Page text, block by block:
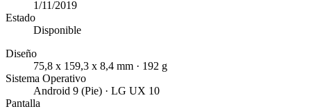
1/11/2019
Estado
Disponible
Diseño
75,8 x 159,3 x 8,4 mm · 192 g
Sistema Operativo
Android 9 (Pie) · LG UX 10
Pantalla